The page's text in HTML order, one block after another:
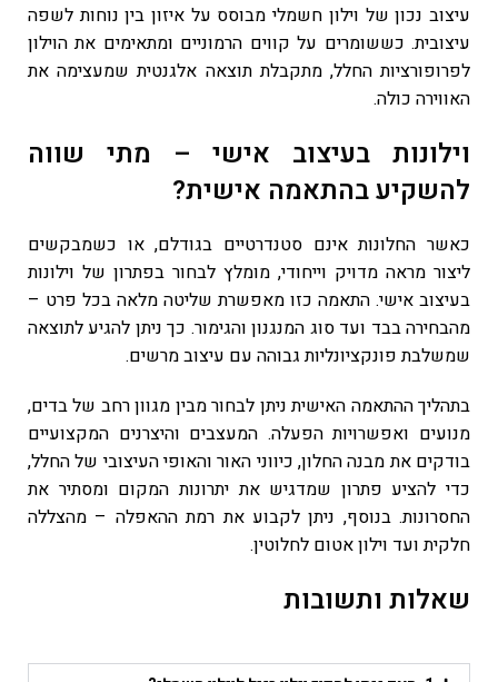
עיצוב נכון של וילון חשמלי מבוסס על איזון בין נוחות לשפה
עיצובית. כששומרים על קווים הרמוניים ומתאימים את הוילון
לפרופורציות החלל, מתקבלת תוצאה אלגנטית שמעצימה את
האווירה כולה.
וילונות בעיצוב אישי – מתי שווה
להשקיע בהתאמה אישית?
כאשר החלונות אינם סטנדרטיים בגודלם, או כשמבקשים
ליצור מראה מדויק וייחודי, מומלץ לבחור בפתרון של וילונות
בעיצוב אישי. התאמה כזו מאפשרת שליטה מלאה בכל פרט –
מהבחירה בבד ועד סוג המנגנון והגימור. כך ניתן להגיע לתוצאה
שמשלבת פונקציונליות גבוהה עם עיצוב מרשים.
בתהליך ההתאמה האישית ניתן לבחור מבין מגוון רחב של בדים,
מנועים ואפשרויות הפעלה. המעצבים והיצרנים המקצועיים
בודקים את מבנה החלון, כיווני האור והאופי העיצובי של החלל,
כדי להציע פתרון שמדגיש את יתרונות המקום ומסתיר את
החסרונות. בנוסף, ניתן לקבוע את רמת ההאפלה – מהצללה
חלקית ועד וילון אטום לחלוטין.
שאלות ותשובות